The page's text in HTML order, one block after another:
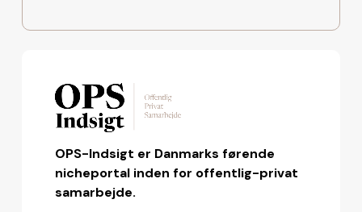
OPS-Indsigt er Danmarks førende
nicheportal inden for offentlig-privat
samarbejde.